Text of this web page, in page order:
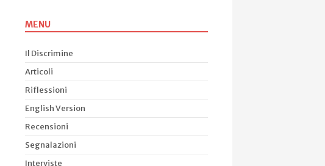
MENU
Il Discrimine
Articoli
Riflessioni
English Version
Recensioni
Segnalazioni
Interviste